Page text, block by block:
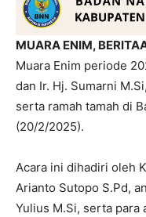
MUARA ENIM,
Muara Enim periode
dan Ir. Hj. Sumarni
serta ramah tamah di
(20/2/2025).
Acara ini dihadiri oleh
Arianto Sutopo S.Pd,
Yulius M.Si, serta para